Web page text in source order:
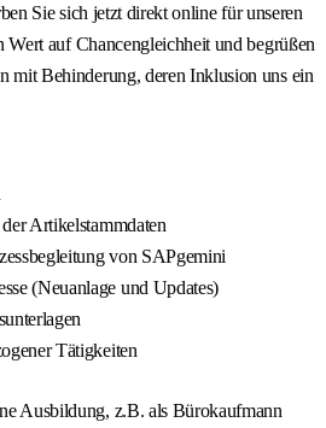
Sie sich jetzt direkt online für unseren
auf Chancengleichheit und begrüßen
mit Behinderung, deren Inklusion uns ein
Artikelstammdaten
von SAPgemini
(Neuanlage und Updates)
Tätigkeiten
Ausbildung, z.B. als Bürokaufmann